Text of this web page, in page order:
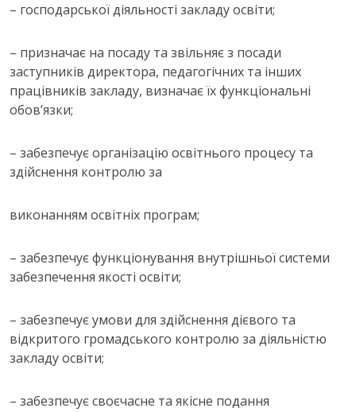
– господарської діяльності закладу освіти;
– призначає на посаду та звільняє з посади
заступників директора, педагогічних та інших
працівників закладу, визначає їх функціональні
обов’язки;
– забезпечує організацію освітнього процесу та
здійснення контролю за
виконанням освітніх програм;
– забезпечує функціонування внутрішньої системи
забезпечення якості освіти;
– забезпечує умови для здійснення дієвого та
відкритого громадського контролю за діяльністю
закладу освіти;
– забезпечує своєчасне та якісне подання